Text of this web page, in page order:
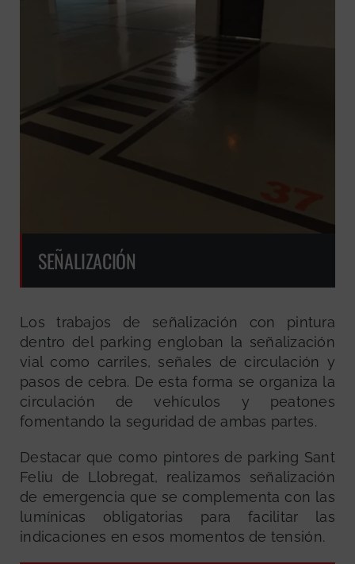
SEÑALIZACIÓN
Los trabajos de señalización con pintura
dentro del parking engloban la señalización
vial como carriles, señales de circulación y
pasos de cebra. De esta forma se organiza la
circulación de vehículos y peatones
fomentando la seguridad de ambas partes.
Destacar que como pintores de parking Sant
Feliu de Llobregat, realizamos señalización
de emergencia que se complementa con las
lumínicas obligatorias para facilitar las
indicaciones en esos momentos de tensión.